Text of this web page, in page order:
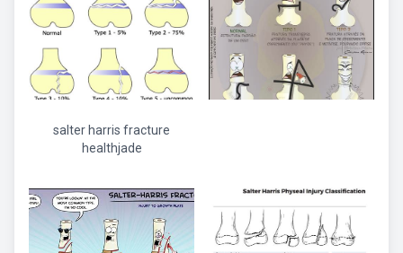
salter harris fracture
healthjade